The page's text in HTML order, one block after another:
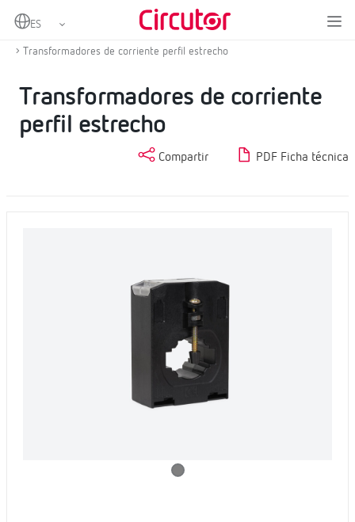
Home
Transformadores de corriente y shunts
Transformadores de corriente perfil estrecho
Transformadores de corriente
perfil estrecho
Compartir PDF Ficha técnica